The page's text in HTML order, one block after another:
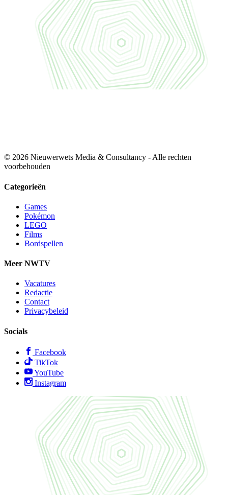
© 2026 Nieuwerwets Media & Consultancy - Alle rechten
voorbehouden
Categorieën
Games
Pokémon
LEGO
Films
Bordspellen
Meer NWTV
Vacatures
Redactie
Contact
Privacybeleid
Socials
Facebook
TikTok
YouTube
Instagram